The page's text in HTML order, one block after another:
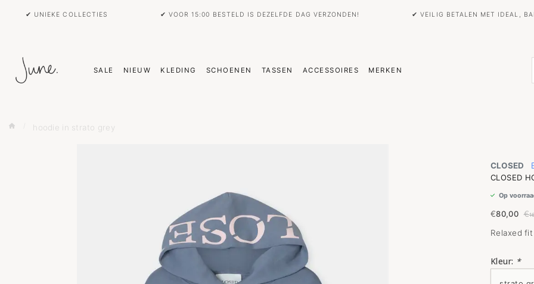
✔ UNIEKE COLLECTIES ✔ VOOR 15:00 BESTELD IS DEZELFDE DAG VERZONDEN! ✔ VEILIG BETALEN MET IDEAL,
SALE NIEUW KLEDING SCHOENEN TASSEN ACCESSOIRES MERKEN
hoodie in strato grey
CLOSED
CLOSED
Op
€80,00 €
Relaxed
Kleur: *